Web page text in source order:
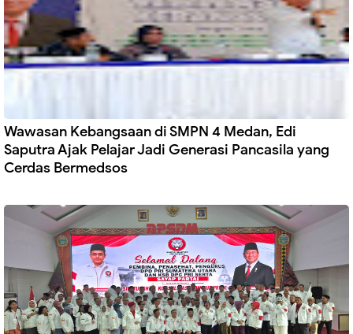
Wawasan Kebangsaan di SMPN 4 Medan, Edi
Saputra Ajak Pelajar Jadi Generasi Pancasila yang
Cerdas Bermedsos